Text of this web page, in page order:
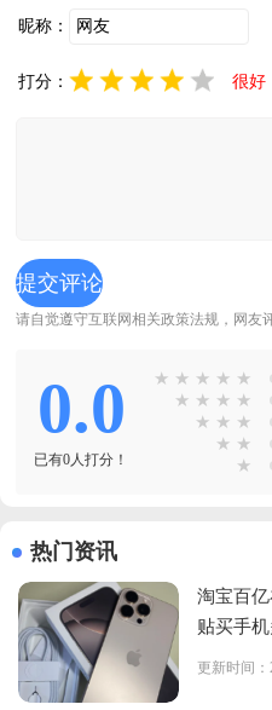
昵称：
打分： 很好
请自觉遵守互联网相关政策法规，网友
0.0
已有0人打分！
★ ★ ★ ★ ★
★ ★ ★ ★
★ ★ ★
★ ★
★
热门资讯
淘宝百
贴买手
更新时间：